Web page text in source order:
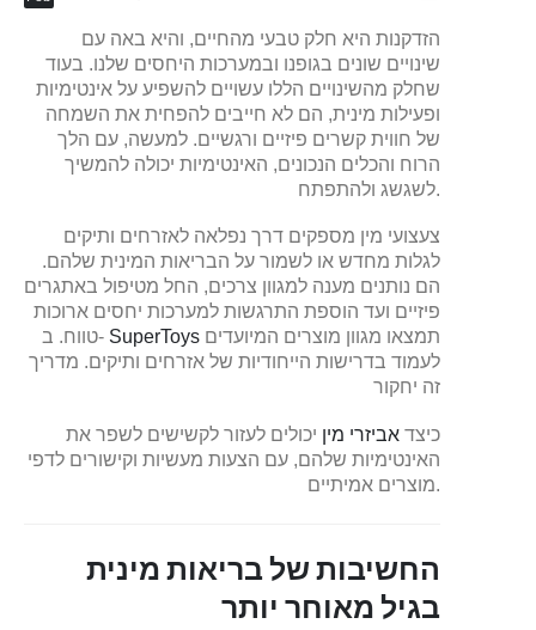
הזדקנות היא חלק טבעי מהחיים, והיא באה עם
שינויים שונים בגופנו ובמערכות היחסים שלנו. בעוד
שחלק מהשינויים הללו עשויים להשפיע על אינטימיות
ופעילות מינית, הם לא חייבים להפחית את השמחה
של חווית קשרים פיזיים ורגשיים. למעשה, עם הלך
הרוח והכלים הנכונים, האינטימיות יכולה להמשיך
לשגשג ולהתפתח.
צעצועי מין מספקים דרך נפלאה לאזרחים ותיקים
לגלות מחדש או לשמור על הבריאות המינית שלהם.
הם נותנים מענה למגוון צרכים, החל מטיפול באתגרים
פיזיים ועד הוספת התרגשות למערכות יחסים ארוכות
טווח. ב- SuperToys
לעמוד בדרישות הייחודיות של אזרחים ותיקים. מדריך
זה יחקור
כיצד אביזרי מין יכולים לעזור לקשישים לשפר את
האינטימיות שלהם, עם הצעות מעשיות וקישורים לדפי
מוצרים אמיתיים.
החשיבות של בריאות מינית
בגיל מאוחר יותר